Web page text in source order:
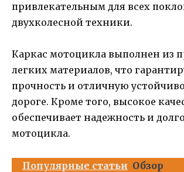
привлекательным для всех
двухколесной техники.
Каркас мотоцикла выполнен из
легких материалов, что
прочность и отличную
дороге. Кроме того, высокое
обеспечивает надежность и
мотоцикла.
Популярные статьи Обзор